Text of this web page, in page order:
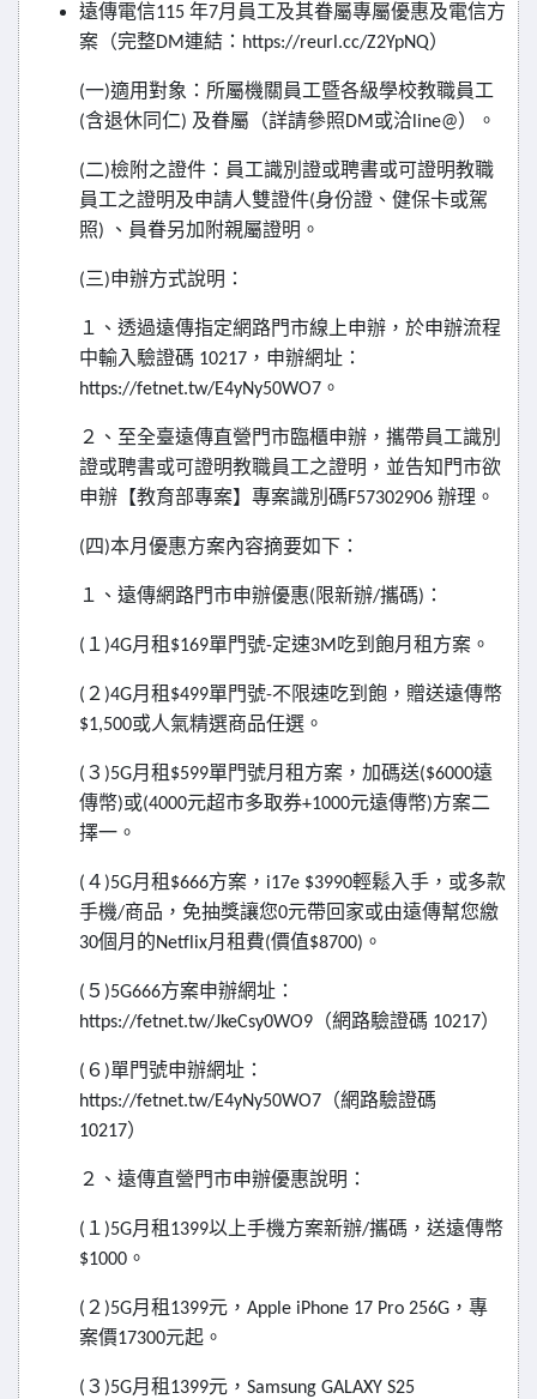
遠傳電信115 年7月員工及其眷屬專屬優惠及電信方
案（完整DM連結： https://reurl.cc/Z2YpNQ）
(一)適用對象：所屬機關員工暨各級學校教職員工
(含退休同仁) 及眷屬（詳請參照DM或洽 line@）。
(二)檢附之證件：員工識別證或聘書或可證明教職
員工之證明及申請人雙證件(身份證、健保卡或駕
照) 、員眷另加附親屬證明。
(三)申辦方式說明：
１、透過遠傳指定網路門市線上申辦，於申辦流程
中輸入驗證碼 10217 ，申辦網址：
https://fetnet.tw/E4yNy50WO7 。
２、至全臺遠傳直營門市臨櫃申辦，攜帶員工識別
證或聘書或可證明教職員工之證明，並告知門市欲
申辦【教育部專案】專案識別碼F57302906 辦理。
(四)本月優惠方案內容摘要如下：
１、遠傳網路門市申辦優惠( 限新辦/攜碼) ：
( １ )4G月租 $169單門號-定速3M 吃到飽月租方案。
( ２ )4G月租 $499單門號-不限速吃到飽，贈送遠傳幣
$1,500或人氣精選商品任選。
( ３ )5G月租 $599單門號月租方案，加碼送($6000遠
傳幣)或(4000元超市多取券+1000元遠傳幣)方案二
擇一。
( ４ )5G月租 $666方案， i17e $3990輕鬆入手，或多款
手機/商品，免抽獎讓您0元帶回家或由遠傳幫您繳
30個月的Netflix月租費(價值$8700) 。
( ５ )5G666方案申辦網址：
https://fetnet.tw/JkeCsy0WO9 （網路驗證碼 10217）
( ６ )單門號申辦網址：
https://fetnet.tw/E4yNy50WO7 （網路驗證碼
10217）
２、遠傳直營門市申辦優惠說明：
( １ )5G月租 1399以上手機方案新辦/攜碼，送遠傳幣
$1000 。
( ２ )5G月租 1399元， Apple iPhone 17 Pro 256G ，專
案價17300元起。
( ３ )5G月租 1399元， Samsung GALAXY S25